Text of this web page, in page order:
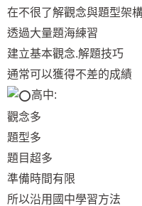
在不很了解觀念與題型架
透過大量題海練習
建立基本觀念.解題技巧
通常可以獲得不差的成績
高中:
觀念多
題型多
題目超多
準備時間有限
所以沿用國中學習方法